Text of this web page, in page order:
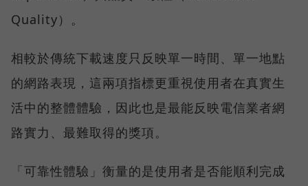
Quality）。
相較於傳統下載速度只反映單一時間、單一地點
的網路表現，這兩項指標更重視使用者在真實生
活中的整體體驗，因此也是最能反映電信業者網
路實力、最難取得的獎項。
「可靠性體驗」衡量的是使用者是否能順利完成